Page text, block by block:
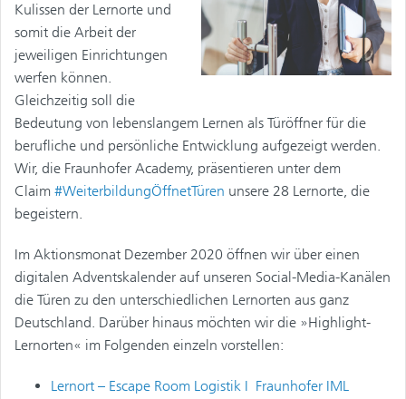
Kulissen der Lernorte und
somit die Arbeit der
jeweiligen Einrichtungen
werfen können.
Gleichzeitig soll die
Bedeutung von lebenslangem Lernen als Türöffner für die
berufliche und persönliche Entwicklung aufgezeigt werden.
Wir, die Fraunhofer Academy, präsentieren unter dem
Claim #WeiterbildungÖffnetTüren unsere 28 Lernorte, die
begeistern.
Im Aktionsmonat Dezember 2020 öffnen wir über einen
digitalen Adventskalender auf unseren Social-Media-Kanälen
die Türen zu den unterschiedlichen Lernorten aus ganz
Deutschland. Darüber hinaus möchten wir die »Highlight-
Lernorten« im Folgenden einzeln vorstellen:
Lernort – Escape Room Logistik I Fraunhofer IML